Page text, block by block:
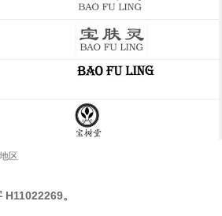
区
H11022269。